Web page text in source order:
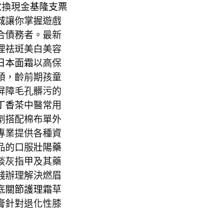
現金基隆支票
讓你掌握遊戲
債務者。最新
祛斑美白美容
本面霜以高保
，齡前期孩童
障毛孔髒污的
香茶中醫常用
搭配棉布單外
業提供各種資
的口服壯陽藥
灰指甲及其藥
辦理解決燃眉
關節護理霜草
針對退化性膝